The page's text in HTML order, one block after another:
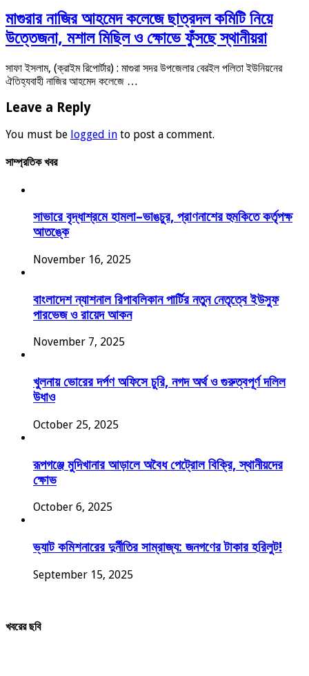
মাগুরার নাজির আহমেদ কলেজে ছাত্রদল কমিটি নিয়ে
উত্তেজনা, মশাল মিছিল ও ক্ষোভে ফুঁসছে স্থানীয়রা
সাফা ইসলাম, (ক্রাইম রিপোর্টার) : মাগুরা সদর উপজেলার বেরইল পলিতা ইউনিয়নের
ঐতিহ্যবাহী নাজির আহমেদ কলেজে …
Leave a Reply
You must be logged in to post a comment.
সাম্প্রতিক খবর
সাভারে বৃদ্ধাশ্রমে হামলা–ভাঙচুর, প্রাণনাশের হুমকিতে কর্তৃপক্ষ
আতঙ্কে
November 16, 2025
বাংলাদেশ ন্যাশনাল রিপাবলিকান পার্টির নতুন নেতৃত্বে ইউসুফ
পারভেজ ও রায়েদ আকন
November 7, 2025
খুলনায় ভোরের দর্পণ অফিসে চুরি, নগদ অর্থ ও গুরুত্বপূর্ণ দলিল
উধাও
October 25, 2025
রূপগঞ্জে মুদিখানার আড়ালে অবৈধ পেট্রোল বিক্রি, স্থানীয়দের
ক্ষোভ
October 6, 2025
ভ্যাট কমিশনারের দুর্নীতির সাম্রাজ্য: জনগণের টাকার হরিলুট!
September 15, 2025
খবরের ছবি